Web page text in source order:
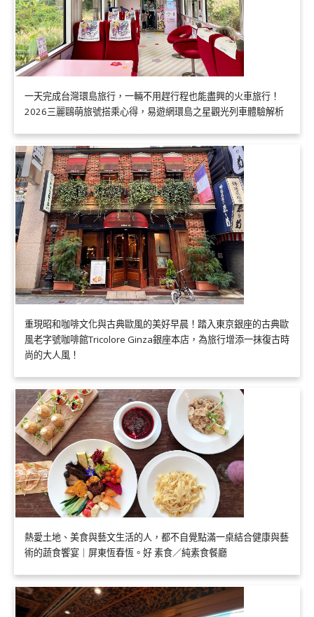
一天完成台灣環島旅行，一輛不用趕行程也能盡興的火車旅行！
2026三麗鷗萌旅號搭乘心得，易遊網環島之星觀光列車體驗解析
重現昭和咖啡文化與古典歐風的美好早晨！踏入東京銀座的古典歐
風老字號咖啡館Tricolore Ginza銀座本店，為旅行增添一抹復古時
尚的大人風！
熱愛土地、美食與藝文生活的人，都不自覺點滿一桌結合健康與藝
術的蔬食饗宴｜屏東恆春恆。好 素食／純素食餐廳